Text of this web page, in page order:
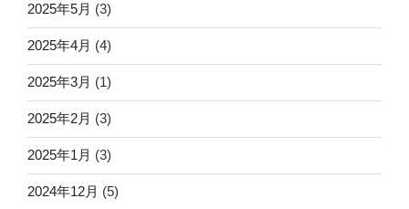
2025年5月 (3)
2025年4月 (4)
2025年3月 (1)
2025年2月 (3)
2025年1月 (3)
2024年12月 (5)